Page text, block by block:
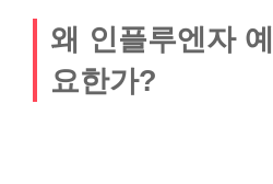
왜 인플루엔자
요한가?